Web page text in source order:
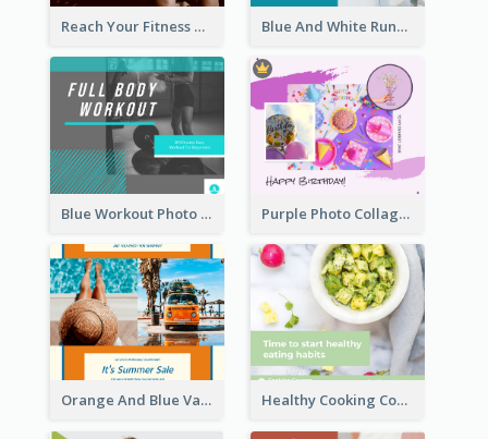
Reach Your Fitness Goals Facebook Post Blue And White Running Quotes Fitness Routine Facebook Post
Blue Workout Photo Fitness Influencer Facebook Post Purple Photo Collage Birthday Celebration Facebook Post
Orange And Blue Vacation Photo Summer Sale Facebook Post Healthy Cooking Courses Facebook Post